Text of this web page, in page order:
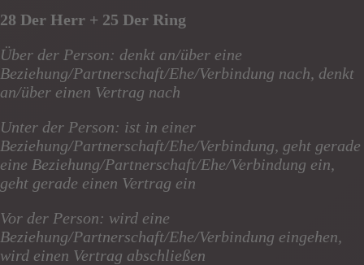
28 Der Herr + 25 Der Ring
Über der Person: denkt an/über eine
Beziehung/Partnerschaft/Ehe/Verbindung nach, denkt
an/über einen Vertrag nach
Unter der Person: ist in einer
Beziehung/Partnerschaft/Ehe/Verbindung, geht gerade
eine Beziehung/Partnerschaft/Ehe/Verbindung ein,
geht gerade einen Vertrag ein
Vor der Person: wird eine
Beziehung/Partnerschaft/Ehe/Verbindung eingehen,
wird einen Vertrag abschließen